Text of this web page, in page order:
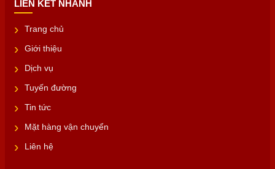
LIÊN KẾT NHANH
Trang chủ
Giới thiệu
Dịch vụ
Tuyến đường
Tin tức
Mặt hàng vận chuyển
Liên hệ